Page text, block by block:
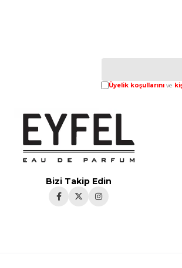
Üyelik koşullarını ve
Bizi Takip Edin